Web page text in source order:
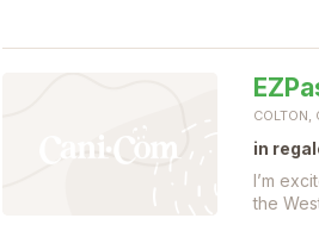
COLTON,
in
I’m
the